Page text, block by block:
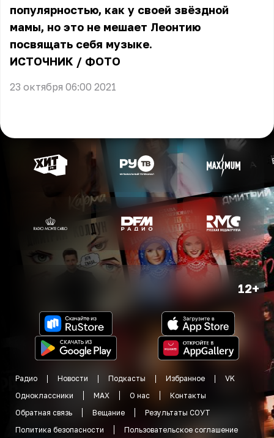
популярностью, как у своей звёздной
мамы, но это не мешает Леонтию
посвящать себя музыке.
ИСТОЧНИК / ФОТО
23 октября 06:00 2021
12+
Радио Новости Подкасты Избранное
VK
Одноклассники
MAX О нас
Контакты
Обратная связь
Вещание
Результаты СОУТ
Политика безопасности
Пользовательское соглашение